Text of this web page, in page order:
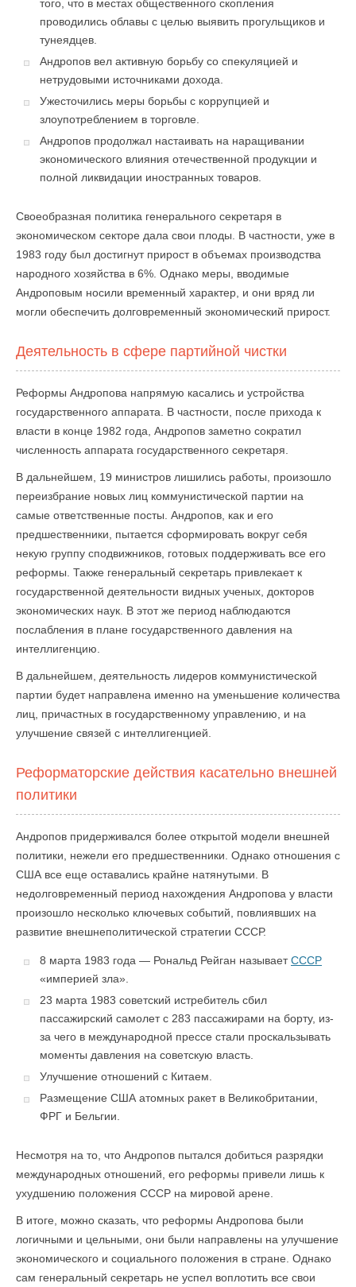
того, что в местах общественного скопления
проводились облавы с целью выявить прогульщиков и
тунеядцев.
Андропов вел активную борьбу со спекуляцией и
нетрудовыми источниками дохода.
Ужесточились меры борьбы с коррупцией и
злоупотреблением в торговле.
Андропов продолжал настаивать на наращивании
экономического влияния отечественной продукции и
полной ликвидации иностранных товаров.
Своеобразная политика генерального секретаря в
экономическом секторе дала свои плоды. В частности, уже в
1983 году был достигнут прирост в объемах производства
народного хозяйства в 6%. Однако меры, вводимые
Андроповым носили временный характер, и они вряд ли
могли обеспечить долговременный экономический прирост.
Деятельность в сфере партийной чистки
Реформы Андропова напрямую касались и устройства
государственного аппарата. В частности, после прихода к
власти в конце 1982 года, Андропов заметно сократил
численность аппарата государственного секретаря.
В дальнейшем, 19 министров лишились работы, произошло
переизбрание новых лиц коммунистической партии на
самые ответственные посты. Андропов, как и его
предшественники, пытается сформировать вокруг себя
некую группу сподвижников, готовых поддерживать все его
реформы. Также генеральный секретарь привлекает к
государственной деятельности видных ученых, докторов
экономических наук. В этот же период наблюдаются
послабления в плане государственного давления на
интеллигенцию.
В дальнейшем, деятельность лидеров коммунистической
партии будет направлена именно на уменьшение количества
лиц, причастных в государственному управлению, и на
улучшение связей с интеллигенцией.
Реформаторские действия касательно внешней
политики
Андропов придерживался более открытой модели внешней
политики, нежели его предшественники. Однако отношения с
США все еще оставались крайне натянутыми. В
недолговременный период нахождения Андропова у власти
произошло несколько ключевых событий, повлиявших на
развитие внешнеполитической стратегии СССР.
8 марта 1983 года — Рональд Рейган называет СССР
«империей зла».
23 марта 1983 советский истребитель сбил
пассажирский самолет с 283 пассажирами на борту, из-
за чего в международной прессе стали проскальзывать
моменты давления на советскую власть.
Улучшение отношений с Китаем.
Размещение США атомных ракет в Великобритании,
ФРГ и Бельгии.
Несмотря на то, что Андропов пытался добиться разрядки
международных отношений, его реформы привели лишь к
ухудшению положения СССР на мировой арене.
В итоге, можно сказать, что реформы Андропова были
логичными и цельными, они были направлены на улучшение
экономического и социального положения в стране. Однако
сам генеральный секретарь не успел воплотить все свои